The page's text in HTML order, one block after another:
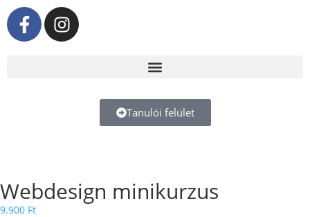
Tanulói felület
Webdesign minikurzus
9.900 Ft